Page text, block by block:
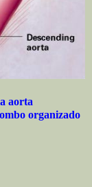
aorta
organizado